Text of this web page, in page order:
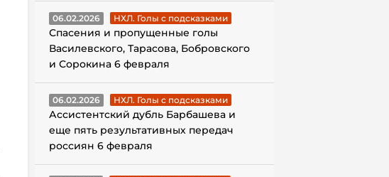
06.02.2026 НХЛ. Голы с подсказками
Спасения и пропущенные голы
Василевского, Тарасова, Бобровского
и Сорокина 6 февраля
06.02.2026 НХЛ. Голы с подсказками
Ассистентский дубль Барбашева и
еще пять результативных передач
россиян 6 февраля